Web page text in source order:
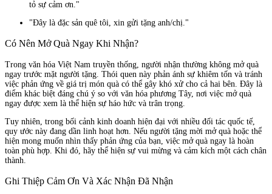
tỏ sự cảm ơn."
"Đây là đặc sản quê tôi, xin gửi tặng anh/chị."
Có Nên Mở Quà Ngay Khi Nhận?
Trong văn hóa Việt Nam truyền thống, người nhận thường không mở quà
ngay trước mặt người tặng. Thói quen này phản ánh sự khiêm tốn và tránh
việc phản ứng về giá trị món quà có thể gây khó xử cho cả hai bên. Đây là
điểm khác biệt đáng chú ý so với văn hóa phương Tây, nơi việc mở quà
ngay được xem là thể hiện sự háo hức và trân trọng.
Tuy nhiên, trong bối cảnh kinh doanh hiện đại với nhiều đối tác quốc tế,
quy ước này đang dần linh hoạt hơn. Nếu người tặng mời mở quà hoặc thể
hiện mong muốn nhìn thấy phản ứng của bạn, việc mở quà ngay là hoàn
toàn phù hợp. Khi đó, hãy thể hiện sự vui mừng và cảm kích một cách chân
thành.
Ghi Thiệp Cảm Ơn Và Xác Nhận Đã Nhận